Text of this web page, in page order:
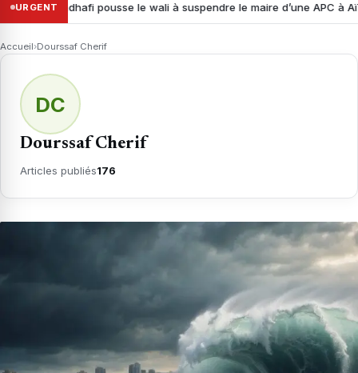
URGENT
suspendre le maire d’une APC à Aïn Témouchent WhatsApp en
Accueil›Dourssaf Cherif
DC
Dourssaf Cherif
Articles publiés176